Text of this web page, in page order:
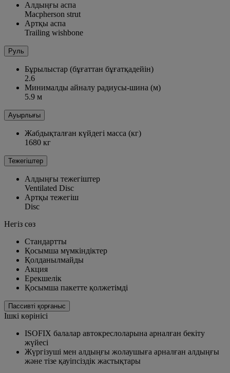
Алдыңғы аспа
Macpherson strut
Артқы аспа
Trailing wishbone
Руль
Бұрылыстар (бұғаттан бұғатқадейін)
2.6
Минималды айналу радиусы-шина (м)
5.9 м
Ауырлығы
Жабдықталған күйдегі масса (кг)
1680 кг
Тежегіштер
Алдыңғы тежегіштер
Ventilated Disc
Артқы тежегіш
Disc
Негіз сөз
Стандартты
Қосымша мүмкіндіктер
Қолданылмайды
Акция
Ерекшелік
Қосымша пакетте қолжетімді
Пассивті қорғаныс
Ішкі көрінісі
ISOFIX балалар автокреслоларына арналған бекіту
жүйесі
Жүргізуші мен алдыңғы жолаушыға арналған алдыңғы
және тізе қауіпсіздік жастықтары